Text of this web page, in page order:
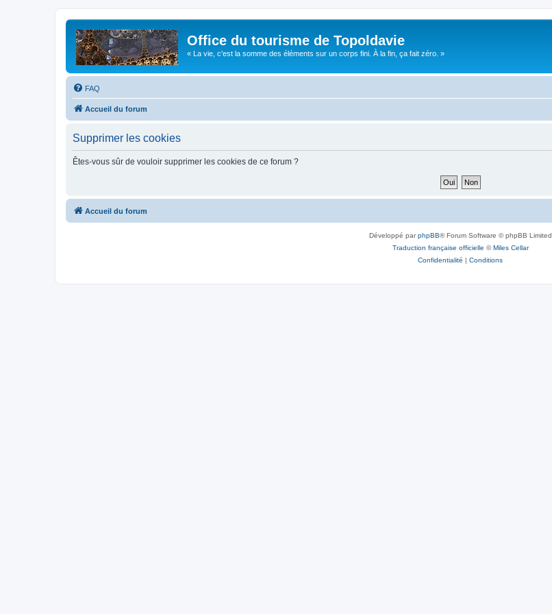
Office du tourisme de Topoldavie
« La vie, c'est la somme des éléments sur un corps fini. À la fin, ça fait zéro. »
FAQ
Accueil du forum
Supprimer les cookies
Êtes-vous sûr de vouloir supprimer les cookies de ce forum ?
Accueil du forum
Développé parphpBB® Forum Software © phpBB Limited
Traduction française officielle ©Miles Cellar
Confidentialité | Conditions